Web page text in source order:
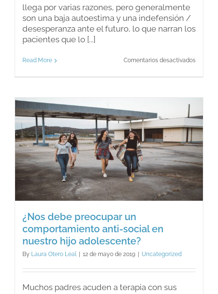
llega por varias razones, pero generalmente
son una baja autoestima y una indefensión /
desesperanza ante el futuro, lo que narran los
pacientes que lo [...]
Read More Comentarios desactivadosen
suicidio
¿Nos debe preocupar un
comportamiento anti-social en
nuestro hijo adolescente?
By Laura Otero Leal 12 de mayo de 2019 Uncategorized
Muchos padres acuden a terapia con sus